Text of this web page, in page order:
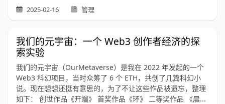
2025-02-16 管理
我们的元宇宙：一个 Web3 创作者经济的探
索实验
我们的元宇宙（OurMetaverse）是我在 2022 年发起的一个
Web3 科幻项目，当时众筹了 6 个 ETH，共创了几篇科幻小
说。现在想想还挺有意思的，为了不让这些作品被遗忘，整理
如下： 创世作品《开端》 首奖作品《环》 二等奖作品 《晨...